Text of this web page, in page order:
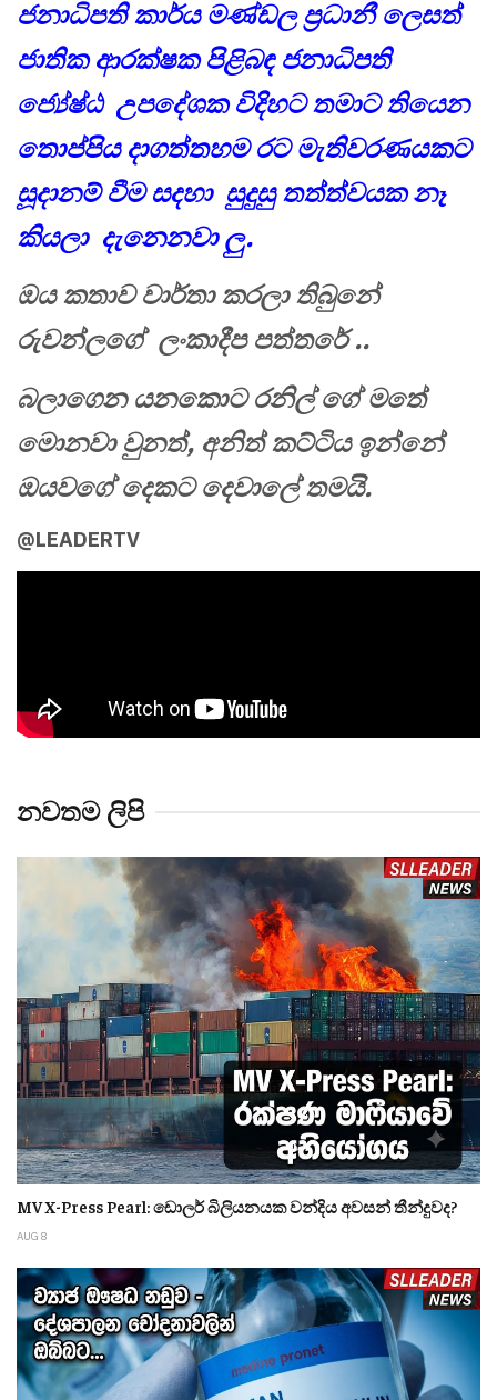
ජනාධිපති කාර්ය මණ්ඩල ප්‍රධානී ලෙසත්
ජාතික ආරක්ෂක පිළිබඳ ජනාධිපති
ජ්‍යේෂ්ඨ උපදේශක විදිහට තමාට තියෙන
තොප්පිය දාගත්තහම රට මැතිවරණයකට
සූදානම් වීම සදහා සුදුසු තත්ත්වයක නෑ
කියලා දැනෙනවා ලු.
ඔය කතාව වාර්තා කරලා තිබුනේ
රුවන්ලගේ ලංකාදීප පත්තරේ ..
බලාගෙන යනකොට රනිල් ගේ මතේ
මොනවා වුනත්, අනිත් කට්ටිය ඉන්නේ
ඔයවගේ දෙකට දෙවාලේ තමයි.
@LEADERTV
නවතම ලිපි
MV X-Press Pearl: ඩොලර් බිලියනයක වන්දිය අවසන් තීන්දුවද?
AUG 8